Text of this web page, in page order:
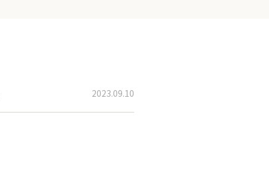
2023.09.10